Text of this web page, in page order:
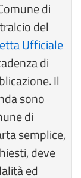
di
del
Ufficiale
di
Il
sono
di
semplice,
deve
ed